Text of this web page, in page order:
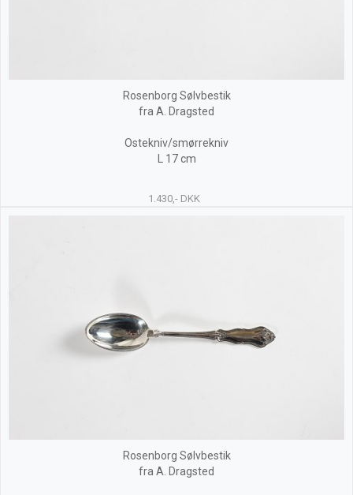
Rosenborg Sølvbestik
fra A. Dragsted
Ostekniv/smørrekniv
L 17 cm
1.430,- DKK
Rosenborg Sølvbestik
fra A. Dragsted